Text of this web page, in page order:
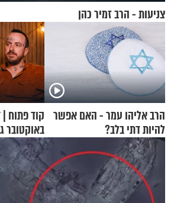
צניעות - הרב זמיר כהן
הרב אליהו עמר - האם אפשר
להיות דתי בלב?
באוקטובר
תשובות"